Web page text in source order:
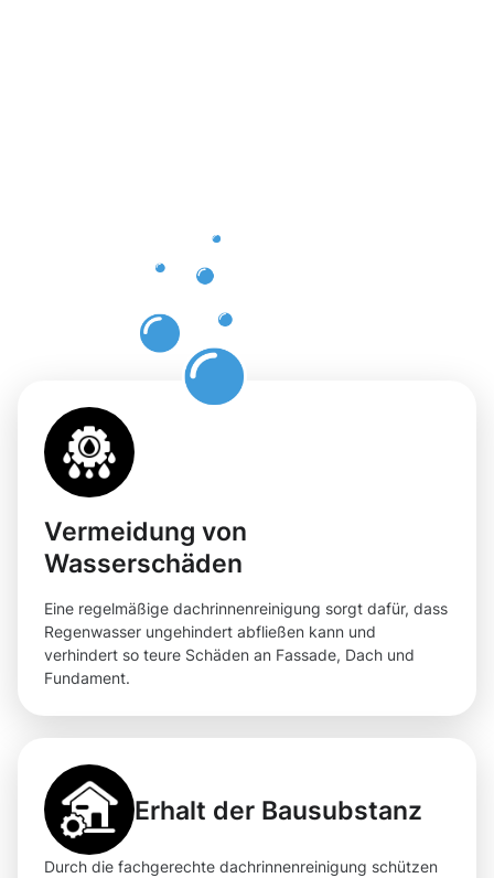
Vermeidung von
Wasserschäden
Eine regelmäßige dachrinnenreinigung sorgt dafür, dass
Regenwasser ungehindert abfließen kann und
verhindert so teure Schäden an Fassade, Dach und
Fundament.
Erhalt der Bausubstanz
Durch die fachgerechte dachrinnenreinigung schützen